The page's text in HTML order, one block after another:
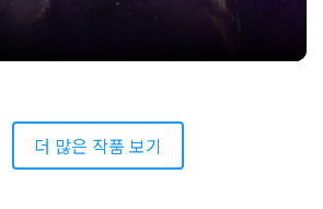
더 많은 작품 보기